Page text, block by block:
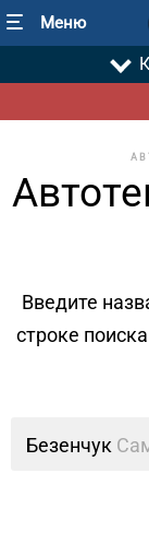
Меню
Введите
строке поиска
Безенчук